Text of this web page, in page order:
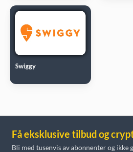
Swiggy
Få eksklusive tilbud og
Bli med tusenvis av abonnenter og ikke